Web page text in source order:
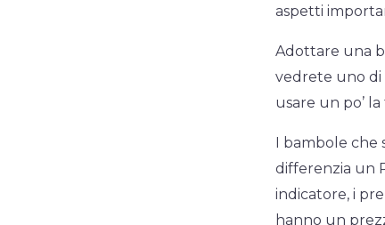
aspetti
Adottare una
vedrete uno di
usare un po’
I bambole
differenzia un
indicatore, i
hanno un